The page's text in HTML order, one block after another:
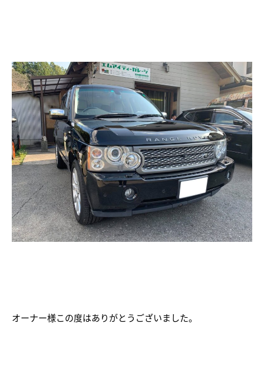
オーナー様この度はありがとうございました。